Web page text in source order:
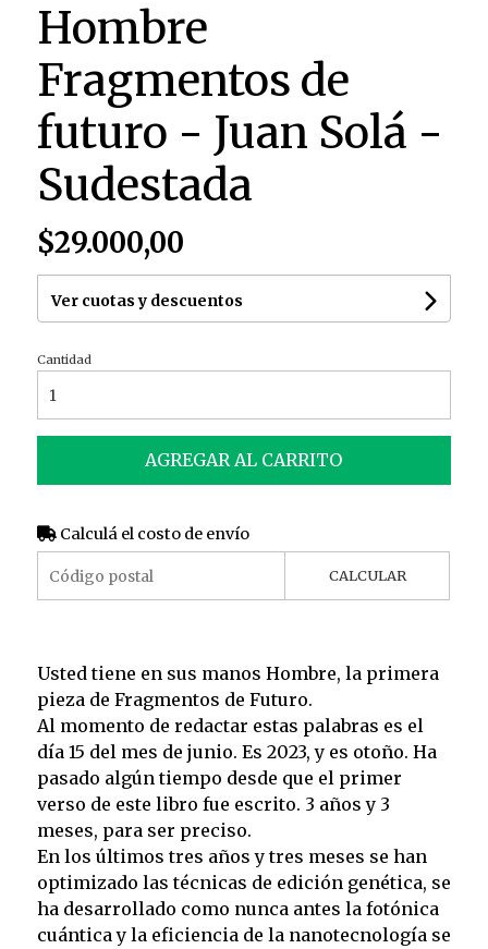
Hombre
Fragmentos de
futuro - Juan Solá -
Sudestada
$29.000,00
Ver cuotas y descuentos
Cantidad
AGREGAR AL CARRITO
Calculá el costo de envío
CALCULAR
Usted tiene en sus manos Hombre, la primera
pieza de Fragmentos de Futuro.
Al momento de redactar estas palabras es el
día 15 del mes de junio. Es 2023, y es otoño. Ha
pasado algún tiempo desde que el primer
verso de este libro fue escrito. 3 años y 3
meses, para ser preciso.
En los últimos tres años y tres meses se han
optimizado las técnicas de edición genética, se
ha desarrollado como nunca antes la fotónica
cuántica y la eficiencia de la nanotecnología se